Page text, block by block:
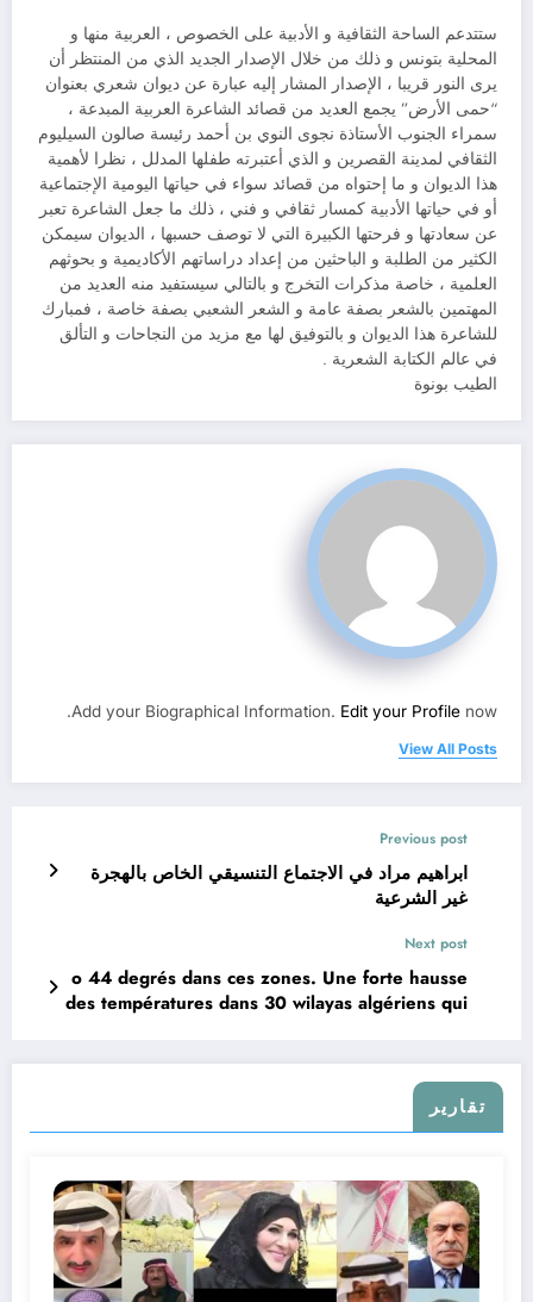
ستتدعم الساحة الثقافية و الأدبية على الخصوص ، العربية منها و
المحلية بتونس و ذلك من خلال الإصدار الجديد الذي من المنتظر أن
يرى النور قريبا ، الإصدار المشار إليه عبارة عن ديوان شعري بعنوان
“حمى الأرض” يجمع العديد من قصائد الشاعرة العربية المبدعة ،
سمراء الجنوب الأستاذة نجوى النوي بن أحمد رئيسة صالون السيليوم
الثقافي لمدينة القصرين و الذي أعتبرته طفلها المدلل ، نظرا لأهمية
هذا الديوان و ما إحتواه من قصائد سواء في حياتها اليومية الإجتماعية
أو في حياتها الأدبية كمسار ثقافي و فني ، ذلك ما جعل الشاعرة تعبر
عن سعادتها و فرحتها الكبيرة التي لا توصف حسبها ، الديوان سيمكن
الكثير من الطلبة و الباحثين من إعداد دراساتهم الأكاديمية و بحوثهم
العلمية ، خاصة مذكرات التخرج و بالتالي سيستفيد منه العديد من
المهتمين بالشعر بصفة عامة و الشعر الشعبي بصفة خاصة ، فمبارك
للشاعرة هذا الديوان و بالتوفيق لها مع مزيد من النجاحات و التألق
في عالم الكتابة الشعرية .
الطيب بونوة
Add your Biographical Information. Edit your Profile now.
View All Posts
Previous post
ابراهيم مراد في الاجتماع التنسيقي الخاص بالهجرة
غير الشرعية
Next post
o 44 degrés dans ces zones. Une forte hausse
des températures dans 30 wilayas algériens qui
تقارير